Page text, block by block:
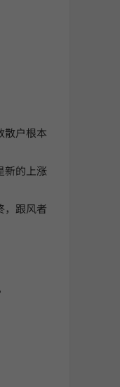
散户根本
新的上涨
，跟风者